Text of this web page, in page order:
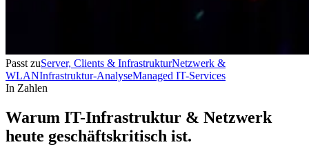
Passt zuServer, Clients & InfrastrukturNetzwerk &
WLANInfrastruktur-AnalyseManaged IT-Services
In Zahlen
Warum IT-Infrastruktur & Netzwerk
heute geschäftskritisch ist.